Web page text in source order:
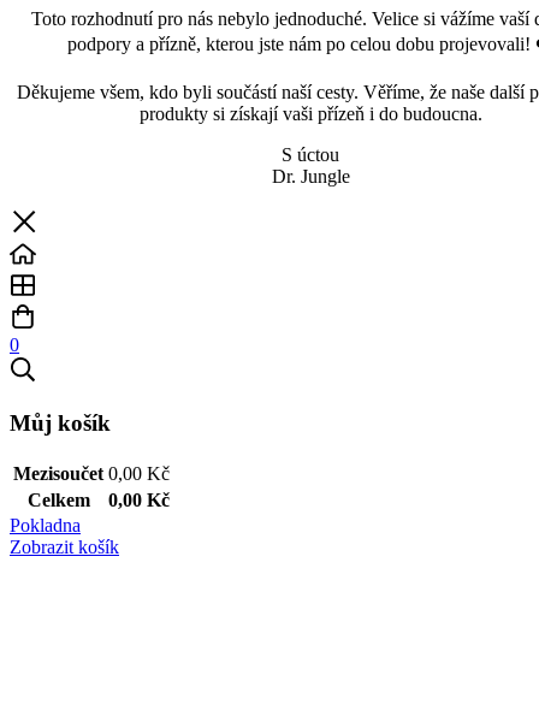
Toto rozhodnutí pro nás nebylo jednoduché. Velice si vážíme vaší
podpory a přízně, kterou jste nám po celou dobu
Děkujeme všem, kdo byli součástí naší cesty. Věříme, že naše další
produkty si získají vaši přízeň i do budoucna.
S úctou
Dr. Jungle
0
Můj košík
Mezisoučet 0,00 Kč
Celkem
0,00 Kč
Pokladna
Zobrazit košík